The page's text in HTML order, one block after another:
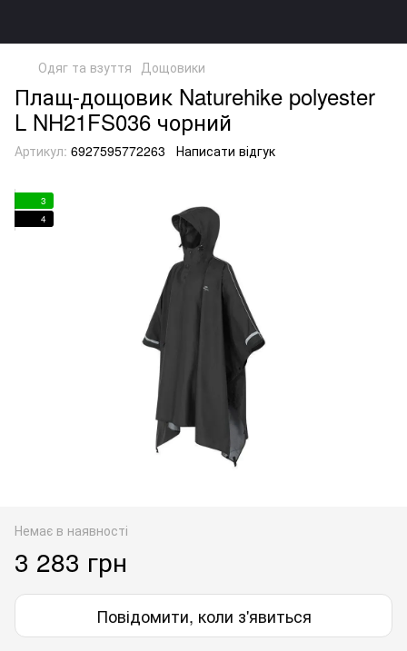
Одяг та взуття Дощовики
Плащ-дощовик Naturehike polyester
L NH21FS036 чорний
Артикул: 6927595772263 Написати відгук
3
4
Немає в наявності
3 283 грн
Повідомити, коли з'явиться